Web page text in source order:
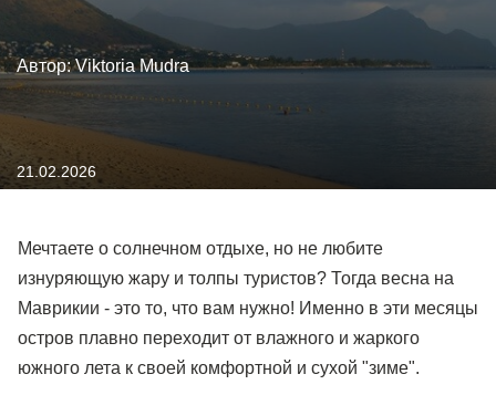
Автор: Viktoria Mudra
21.02.2026
Мечтаете о солнечном отдыхе, но не любите
изнуряющую жару и толпы туристов? Тогда весна на
Маврикии - это то, что вам нужно! Именно в эти месяцы
остров плавно переходит от влажного и жаркого
южного лета к своей комфортной и сухой "зиме".